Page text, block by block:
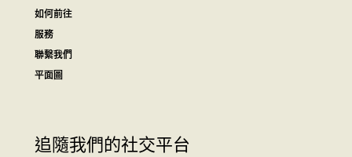
如何前往
服務
聯繫我們
平面圖
追隨我們的社交平台